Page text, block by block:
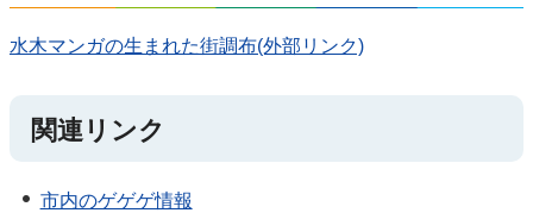
水木マンガの生まれた街調布(外部リンク)
関連リンク
市内のゲゲゲ情報